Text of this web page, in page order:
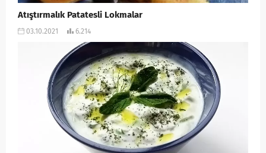
Atıştırmalık Patatesli Lokmalar
03.10.2021 6.214